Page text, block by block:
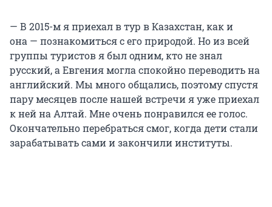
— В 2015-м я приехал в тур в Казахстан, как и
она — познакомиться с его природой. Но из всей
группы туристов я был одним, кто не знал
русский, а Евгения могла спокойно переводить на
английский. Мы много общались, поэтому спустя
пару месяцев после нашей встречи я уже приехал
к ней на Алтай. Мне очень понравился ее голос.
Окончательно перебраться смог, когда дети стали
зарабатывать сами и закончили институты.